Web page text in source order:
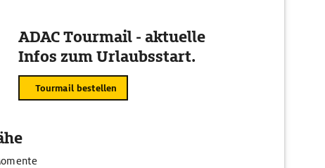
ADAC Tourmail - aktuelle
Infos zum Urlaubsstart.
Tourmail bestellen